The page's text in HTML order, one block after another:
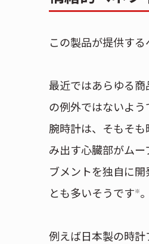
この製品が提供す
最近ではあらゆる
の例外ではないよう
腕時計は、そもそ
み出す心臓部がム
ブメントを独自に
とも多いそうです※
例えば日本製の時